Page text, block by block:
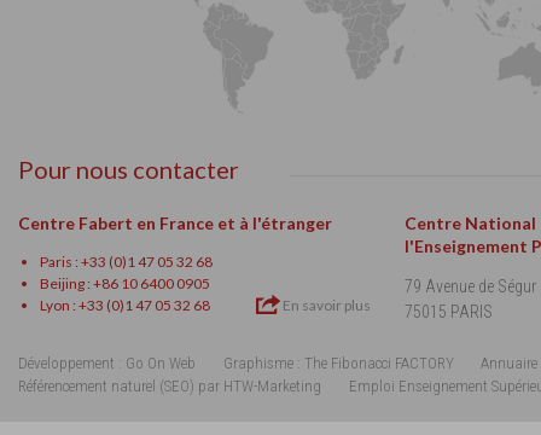
Pour nous contacter
Centre Fabert en France et à l'étranger
Paris : +33 (0)1 47 05 32 68
Beijing : +86 10 6400 0905
Lyon : +33 (0)1 47 05 32 68
En savoir plus
Centre National
l'Enseignement
79 Avenue de Ségur
75015 PARIS
Développement : Go On Web Graphisme : The Fibonacci FACTORY
Annuaire
Référencement naturel (SEO) par HTW-Marketing
Emploi Enseignement